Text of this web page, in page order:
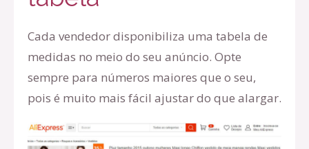
Cada vendedor disponibiliza uma tabela de
medidas no meio do seu anúncio. Opte
sempre para números maiores que o seu,
pois é muito mais fácil ajustar do que alargar.